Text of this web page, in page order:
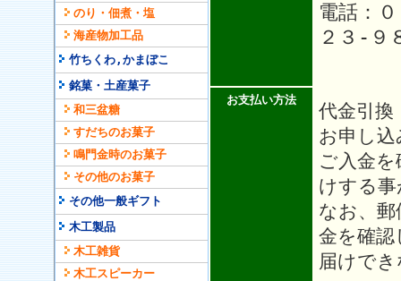
のり・佃煮・塩
海産物加工品
竹ちくわ,かまぼこ
銘菓・土産菓子
和三盆糖
すだちのお菓子
鳴門金時のお菓子
その他のお菓子
その他一般ギフト
木工製品
木工雑貨
木工スピーカー
電話：
２３-９
お支払い方法
代金引
お申し
ご入金
けする
なお、
金を確
届けで